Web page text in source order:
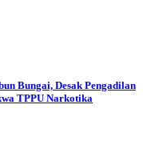
Bungai, Desak Pengadilan
TPPU Narkotika